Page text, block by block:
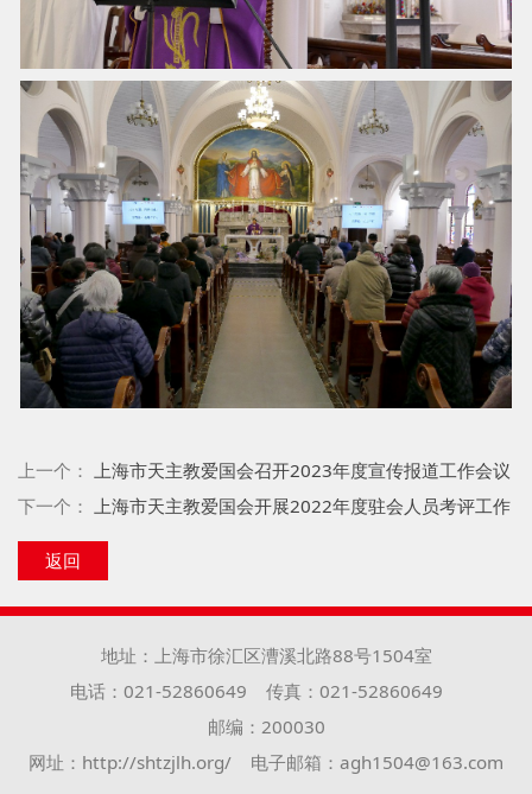
上一个：
上海市天主教爱国会召开2023年度宣传报道工作会议
下一个：
上海市天主教爱国会开展2022年度驻会人员考评工作
返回
地址：上海市徐汇区漕溪北路88号1504室
电话：021-52860649
传真：021-52860649
邮编：200030
网址：http://shtzjlh.org/
电子邮箱：agh1504@163.com